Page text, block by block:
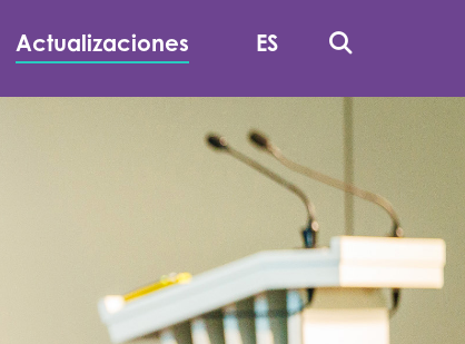
Actualizaciones ES